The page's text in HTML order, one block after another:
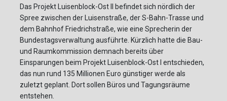
Das Projekt Luisenblock-Ost II befindet sich nördlich der
Spree zwischen der Luisenstraße, der S-Bahn-Trasse und
dem Bahnhof Friedrichstraße, wie eine Sprecherin der
Bundestagsverwaltung ausführte. Kürzlich hatte die Bau-
und Raumkommission demnach bereits über
Einsparungen beim Projekt Luisenblock-Ost I entschieden,
das nun rund 135 Millionen Euro günstiger werde als
zuletzt geplant. Dort sollen Büros und Tagungsräume
entstehen.